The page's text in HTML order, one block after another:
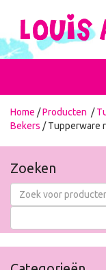
Home /Producten /
Bekers / Tupperware
Zoeken